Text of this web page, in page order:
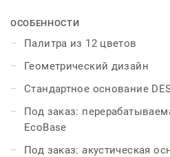
коллекции сочетаются с
зелеными и темно-синими,
возможности для творчества
интерьером вашего
частью семейства покрытий
Essence Stripe и DESSO
ОСОБЕННОСТИ
Палитра из 12 цветов
Геометрический дизайн
Стандартное основание
Под заказ:
EcoBase
Под заказ: акустическая